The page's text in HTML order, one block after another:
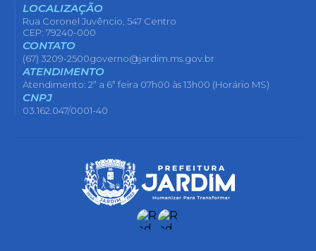
LOCALIZAÇÃO
Rua Coronel Juvêncio, 547 Centro
CEP: 79240-000
CONTATO
(67) 3209-2500governo@jardim.ms.gov.br
ATENDIMENTO
Atendimento: 2ª a 6ª feira 07h00 às 13h00 (Horário MS)
CNPJ
03.162.047/0001-40